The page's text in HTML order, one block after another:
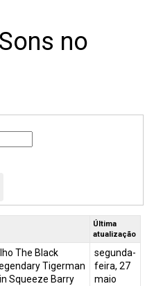
no
Última
atualização
The Black
Tigerman
Squeeze Barry
segunda-
feira, 27
maio